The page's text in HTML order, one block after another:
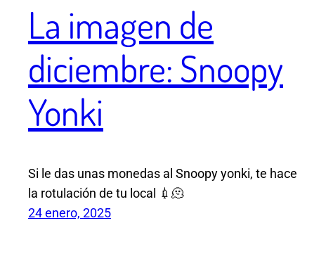
La imagen de
diciembre: Snoopy
Yonki
Si le das unas monedas al Snoopy yonki, te hace
la rotulación de tu local 💉🫠
24 enero, 2025